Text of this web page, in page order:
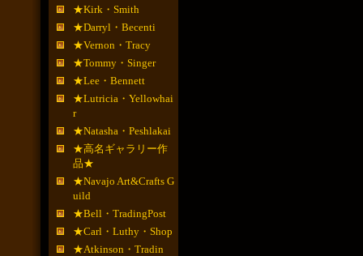
★Kirk・Smith
★Darryl・Becenti
★Vernon・Tracy
★Tommy・Singer
★Lee・Bennett
★Lutricia・Yellowhai
r
★Natasha・Peshlakai
★高名ギャラリー作
品★
★Navajo Art&Crafts G
uild
★Bell・TradingPost
★Carl・Luthy・Shop
★Atkinson・Tradin